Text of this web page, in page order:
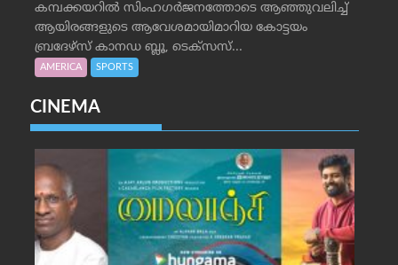
കമ്പക്കയറില്‍ സിംഹഗര്‍ജനത്തോടെ ആഞ്ഞുവലിച്ച്
ആയിരങ്ങളുടെ ആവേശമായിമാറിയ കോട്ടയം
ബ്രദേഴ്‌സ് കാനഡ ബ്ലൂ, ടെക്‌സസ്...
AMERICA SPORTS
CINEMA